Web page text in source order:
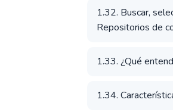
1.32. Buscar,
Repositorios de
1.33. ¿Qué
1.34.